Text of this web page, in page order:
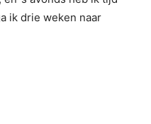
ik drie weken naar